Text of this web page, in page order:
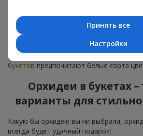
особого события: юбилеев,
даже
бизнес-поздравлений.
Для романтики выбирают нежную
орхидей в розовых и фиолетовых
букетов предпочитают белые сорта
Орхидеи в букетах
варианты для
Какую бы орхидею вы ни выбрали,
всегда будет удачный подарок:
Принять все
Настройки